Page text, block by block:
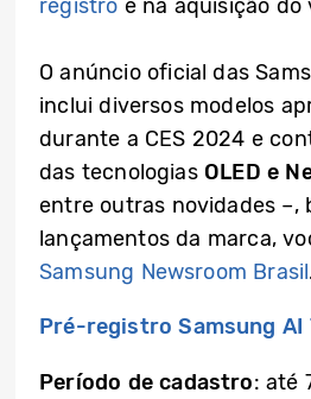
registro e na aquisição do
O anúncio oficial das
inclui diversos modelos
durante a CES 2024 e
das tecnologias OLED e
entre outras novidades –,
lançamentos da marca,
Samsung Newsroom Brasil
Pré-registro Samsung AI
Período de cadastro: até